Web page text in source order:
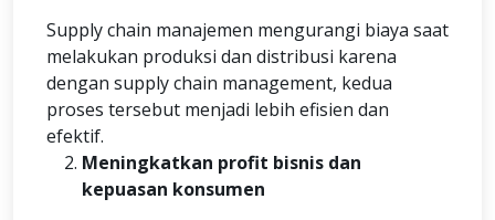
Supply chain manajemen mengurangi biaya saat
melakukan produksi dan distribusi karena
dengan supply chain management, kedua
proses tersebut menjadi lebih efisien dan
efektif.
Meningkatkan profit bisnis dan
kepuasan konsumen